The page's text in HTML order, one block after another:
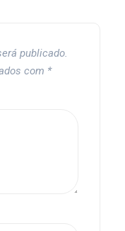
publicado.
com *